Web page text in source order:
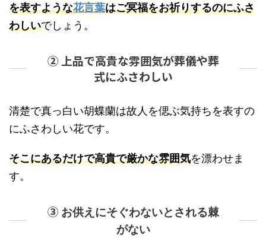
を表すような花言葉はご冥福をお祈りするのにふさ
わしいでしょう。
② 上品で高貴な雰囲気が葬儀や葬
式にふさわしい
清楚で真っ白い胡蝶蘭は故人を偲ぶ気持ちを表すの
にふさわしい花です。
そこにあるだけで高貴で厳かな雰囲気を漂わせま
す。
③ お供えにそぐわないとされる棘
がない